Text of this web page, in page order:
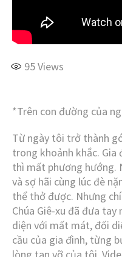
95Views
*Trên con đường của
Từ ngày tôi trở thành
trong khoảnh khắc.
thì mất phương hướng.
và sợ hãi cùng lúc đè
thể thở được. Nhưng
Chúa Giê-xu đã đưa
diện với mất mát, đối
cầu của gia đình, từng